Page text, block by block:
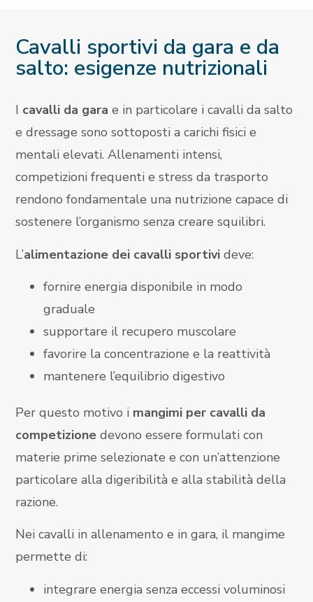
Cavalli sportivi da gara e da
salto: esigenze nutrizionali
I cavalli da gara e in particolare i cavalli da salto
e dressage sono sottoposti a carichi fisici e
mentali elevati. Allenamenti intensi,
competizioni frequenti e stress da trasporto
rendono fondamentale una nutrizione capace di
sostenere l’organismo senza creare squilibri.
L’alimentazione dei cavalli sportivi deve:
fornire energia disponibile in modo
graduale
supportare il recupero muscolare
favorire la concentrazione e la reattività
mantenere l’equilibrio digestivo
Per questo motivo i mangimi per cavalli da
competizione devono essere formulati con
materie prime selezionate e con un’attenzione
particolare alla digeribilità e alla stabilità della
razione.
Nei cavalli in allenamento e in gara, il mangime
permette di:
integrare energia senza eccessi voluminosi